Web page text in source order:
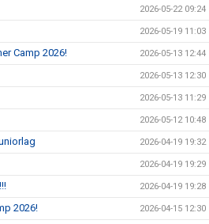
2026-05-22 09:24
2026-05-19 11:03
Camp 2026! 2026-05-13 12:44
2026-05-13 12:30
2026-05-13 11:29
2026-05-12 10:48
2026-04-19 19:32
2026-04-19 19:29
2026-04-19 19:28
2026! 2026-04-15 12:30